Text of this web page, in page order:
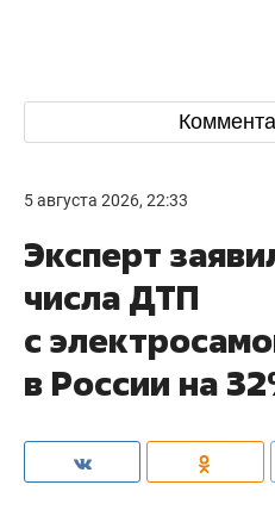
5 августа 2026, 22:33
Эксперт
числа ДТП
с
в России на